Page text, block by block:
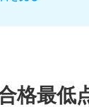
格最低